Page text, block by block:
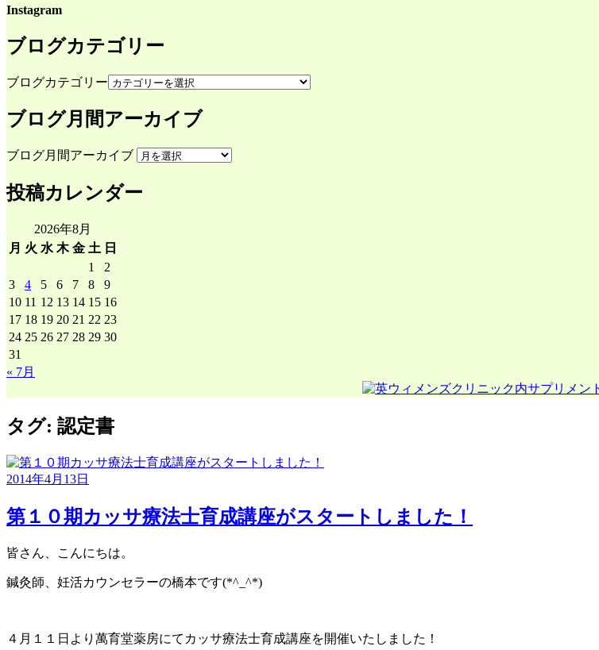
Instagram
ブログカテゴリー
ブログカテゴリー
ブログ月間アーカイブ
ブログ月間アーカイブ
投稿カレンダー
2026年8月
月 火 水 木 金 土 日
1
2
3
4 5 6 7 8
9
10 11 12 13 14 15 16
17 18 19 20 21 22 23
24 25 26 27 28 29 30
31
« 7月
タグ: 認定書
2014年4月13日
第１０期カッサ療法士育成講座がスタートしました！
皆さん、こんにちは。
鍼灸師、妊活カウンセラーの橋本です(*^_^*)
４月１１日より萬育堂薬房にてカッサ療法士育成講座を開催いたしました！